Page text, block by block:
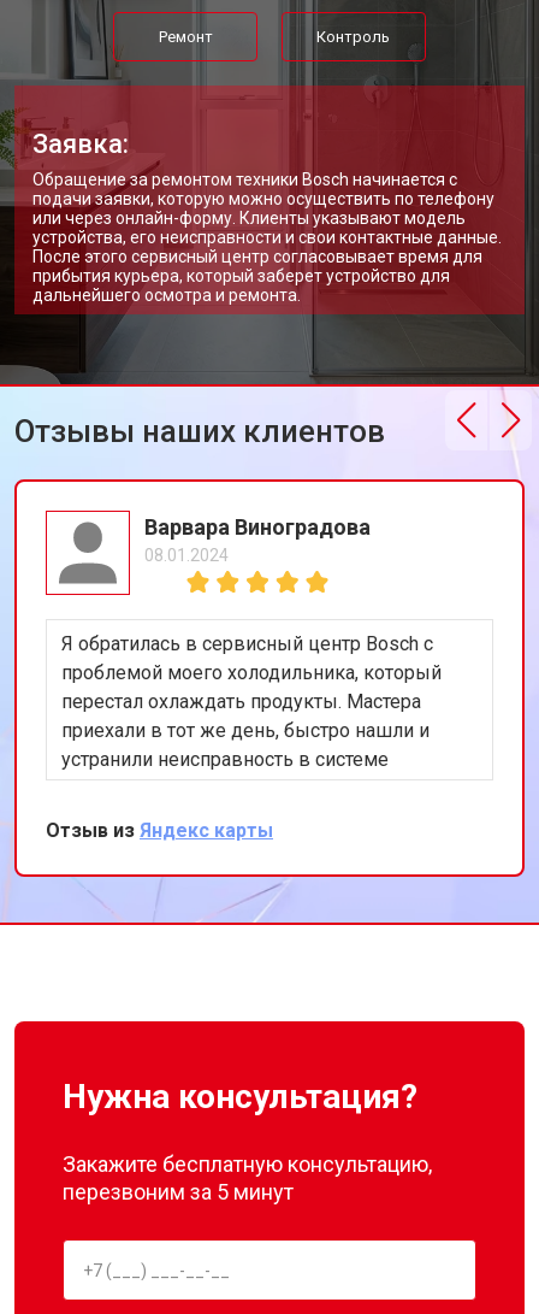
Ремонт Контроль
Заявка:
Обращение за ремонтом техники Bosch начинается с
подачи заявки, которую можно осуществить по телефону
или через онлайн-форму. Клиенты указывают модель
устройства, его неисправности и свои контактные данные.
После этого сервисный центр согласовывает время для
прибытия курьера, который заберет устройство для
дальнейшего осмотра и ремонта.
Отзывы наших клиентов
Варвара Виноградова
08.01.2024
Я обратилась в сервисный центр Bosch с
проблемой моего холодильника, который
перестал охлаждать продукты. Мастера
приехали в тот же день, быстро нашли и
устранили неисправность в системе
охлаждения. Я очень довольна их
оперативностью и качеством работы.
Спасибо за восстановление моего
холодильника!
Отзыв из Яндекс карты
Нужна консультация?
Закажите бесплатную консультацию,
перезвоним за 5 минут